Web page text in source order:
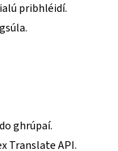
pribhléidí.
ghrúpaí.
Translate API.